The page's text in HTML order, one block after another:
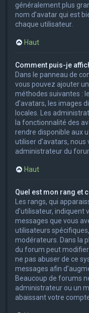
généralement plus
nom d’avatar qui est
chaque utilisateur.
Haut
Comment puis-je
Dans le panneau de
vous pouvez ajouter
méthodes suivantes :
d’avatars, les images
locales. Les
la fonctionnalité des
rendre disponible aux
utiliser d’avatars,
administrateur du
Haut
Quel est mon rang et
Les rangs, qui
d’utilisateur, indiquent
messages que vous
utilisateurs
modérateurs. Dans la
du forum peut
ne pas abuser de ce
messages afin
Beaucoup de forums
administrateur ou un
abaissant votre